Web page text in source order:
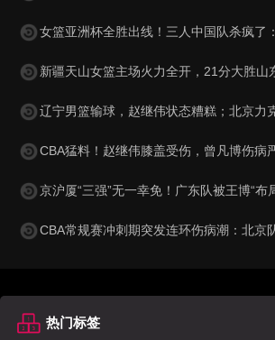
女篮亚洲杯全胜出线！三人中国队杀疯了：斩获小组
新疆天山女篮主场火力全开，21分大胜山东女篮挺进半决赛，武桐桐助攻如潮，将对手已经击溃，战斗
辽宁男篮输球，赵继伟状态糟糕；北京力克广州，三将表现出色；上海15连胜
CBA猛料！赵继伟膝盖受伤，曾凡博伤病严重，上海男篮
京沪厦“三强”无一幸免！广东队被王博“布局”，杜锋总
CBA常规赛冲刺期突发连环伤病潮：北京队赵睿右腿拉伤休战两周，辽宁队裁掉哈维签下德甲篮板王，广
热门标签